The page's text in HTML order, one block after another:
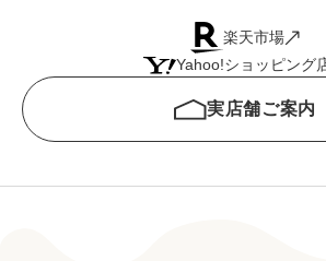
楽天市場
Yahoo!ショッピング
実店舗ご案内